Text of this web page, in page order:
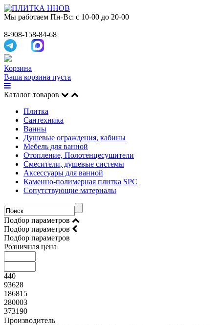
Мы работаем Пн-Вс: с 10-00 до 20-00
8-908-158-84-68
Корзина
Ваша корзина пуста
Каталог товаров
Плитка
Сантехника
Ванны
Душевые ограждения, кабины
Мебель для ванной
Отопление, Полотенцесушители
Смесители, душевые системы
Аксессуары для ванной
Каменно-полимерная плитка SPC
Сопутствующие материалы
Подбор параметров
Подбор параметров
Подбор параметров
Розничная цена
440
93628
186815
280003
373190
Производитель